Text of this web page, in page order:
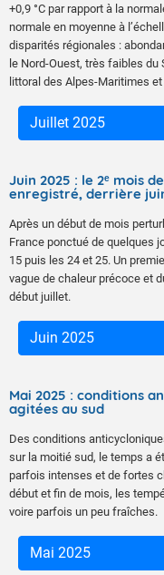
+0,9 °C par rapport à la
normale en moyenne à
disparités régionales :
le Nord-Ouest, très faibles
littoral des Alpes-Maritimes et
Juillet 2025
Juin 2025 : le 2ᵉ mois
enregistré, derrière
Après un début de mois
France ponctué de quelques
15 puis les 24 et 25. Un
vague de chaleur précoce et
début juillet.
Juin 2025
Mai 2025 : conditions
agitées au sud
Des conditions
sur la moitié sud, le temps a
parfois intenses et de fortes
début et fin de mois, les
voire parfois un peu fraîches.
Mai 2025